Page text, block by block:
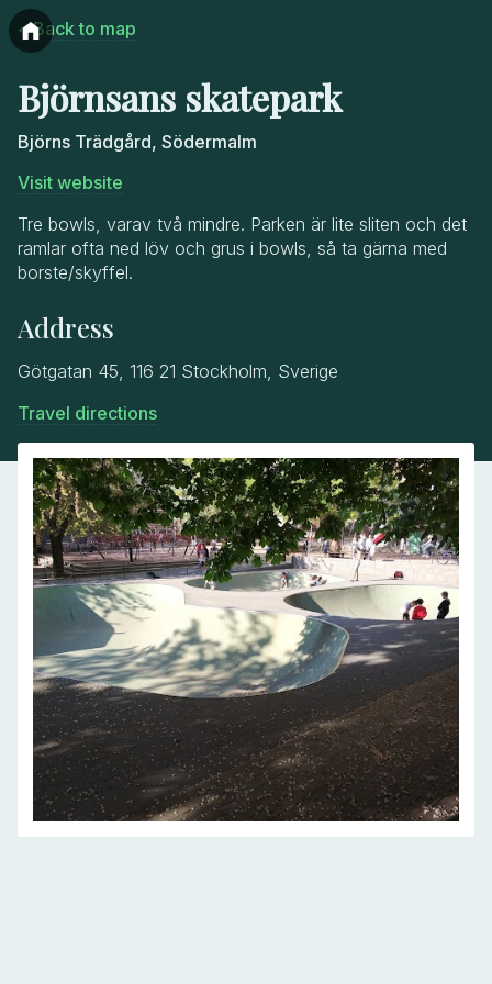
< Back to map
Björnsans skatepark
Björns Trädgård, Södermalm
Visit website
Tre bowls, varav två mindre. Parken är lite sliten och det
ramlar ofta ned löv och grus i bowls, så ta gärna med
borste/skyffel.
Address
Götgatan 45, 116 21 Stockholm, Sverige
Travel directions